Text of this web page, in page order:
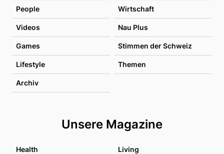
People Wirtschaft
Videos Nau Plus
Games Stimmen der Schweiz
Lifestyle Themen
Archiv
Unsere Magazine
Health Living